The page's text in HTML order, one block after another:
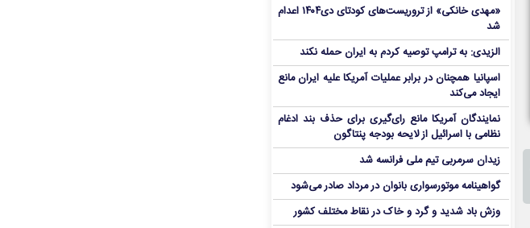
«مهدی خانکی» از تروریست‌های کودتای دی۱۴۰۴ اعدام
شد
الزیدی: به ترامپ توصیه کردم به ایران حمله نکند
اسپانیا همچنان در برابر عملیات آمریکا علیه ایران مانع
ایجاد می‌کند
نمایندگان آمریکا مانع رای‌گیری برای حذف بند ادغام
نظامی با اسرائیل از لایحه بودجه پنتاگون
زیدان سرمربی تیم ملی فرانسه شد
گواهینامه موتورسواری بانوان در مرداد صادر می‌شود
وزش باد شدید و گرد و خاک در نقاط مختلف کشور